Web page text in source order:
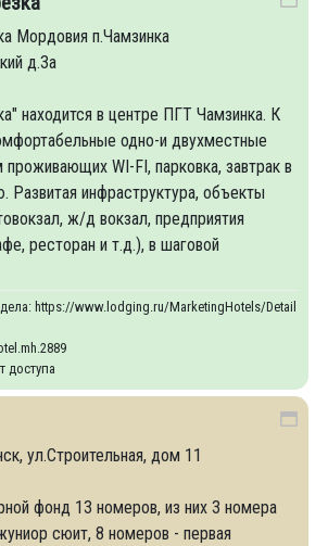
Мордовия п.Чамзинка
д.3а
находится в центре ПГТ Чамзинка. К
одно-и двухместные
WI-FI, парковка, завтрак в
Развитая инфраструктура, объекты
ж/д вокзал, предприятия
ресторан и т.д.), в шаговой
https://www.lodging.ru/MarketingHotels/Details/
доступа
ул.Строительная, дом 11
фонд 13 номеров, из них 3 номера
сюит, 8 номеров - первая